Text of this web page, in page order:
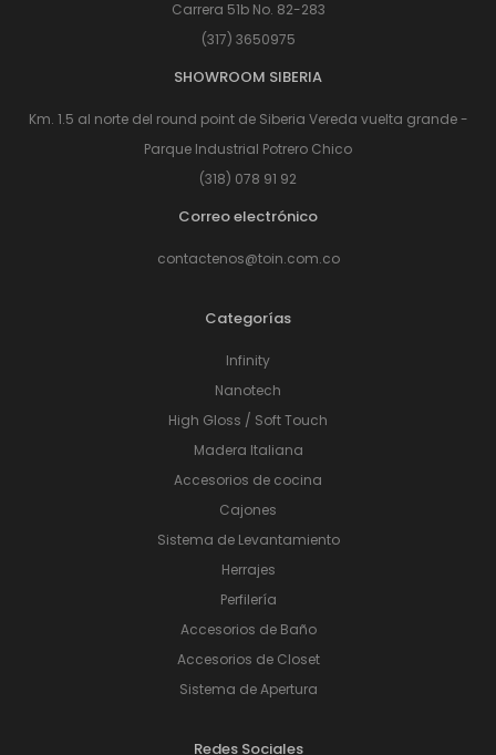
Carrera 51b No. 82-283
(317) 3650975
SHOWROOM SIBERIA
Km. 1.5 al norte del round point de Siberia Vereda vuelta grande -
Parque Industrial Potrero Chico
(318) 078 91 92
Correo electrónico
contactenos@toin.com.co
Categorías
Infinity
Nanotech
High Gloss / Soft Touch
Madera Italiana
Accesorios de cocina
Cajones
Sistema de Levantamiento
Herrajes
Perfilería
Accesorios de Baño
Accesorios de Closet
Sistema de Apertura
Redes Sociales